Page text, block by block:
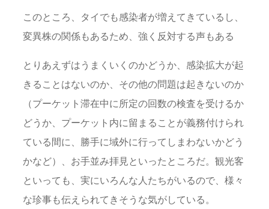
このところ、タイでも感染者が増えてきているし、
変異株の関係もあるため、強く反対する声もある
とりあえずはうまくいくのかどうか、感染拡大が起
きることはないのか、その他の問題は起きないのか
（プーケット滞在中に所定の回数の検査を受けるか
どうか、プーケット内に留まることが義務付けられ
ている間に、勝手に域外に行ってしまわないかどう
かなど）、お手並み拝見といったところだ。観光客
といっても、実にいろんな人たちがいるので、様々
な珍事も伝えられてきそうな気がしている。